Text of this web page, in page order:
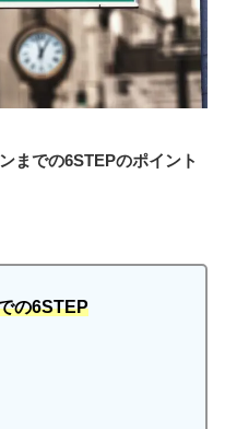
までの6STEPのポイント
の6STEP